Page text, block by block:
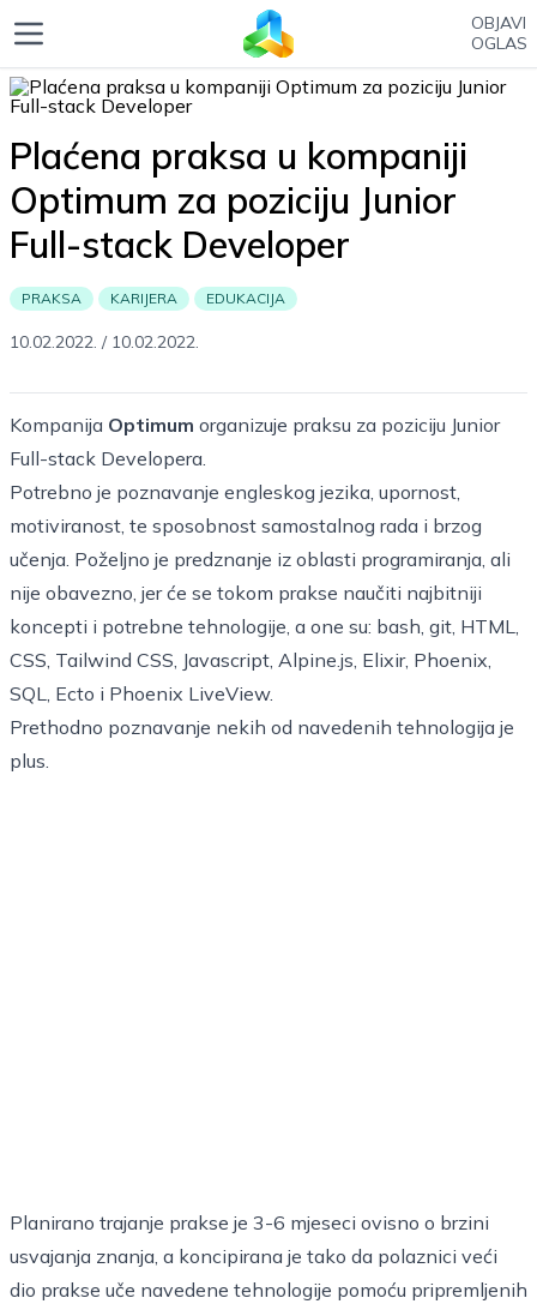
OBJAVI
OGLAS
Plaćena praksa u kompaniji
Optimum za poziciju Junior
Full-stack Developer
PRAKSA KARIJERA EDUKACIJA
10.02.2022. / 10.02.2022.
Kompanija Optimum organizuje praksu za poziciju Junior
Full-stack Developera.
Potrebno je poznavanje engleskog jezika, upornost,
motiviranost, te sposobnost samostalnog rada i brzog
učenja. Poželjno je predznanje iz oblasti programiranja, ali
nije obavezno, jer će se tokom prakse naučiti najbitniji
koncepti i potrebne tehnologije, a one su: bash, git, HTML,
CSS, Tailwind CSS, Javascript, Alpine.js, Elixir, Phoenix,
SQL, Ecto i Phoenix LiveView.
Prethodno poznavanje nekih od navedenih tehnologija je
plus.
Planirano trajanje prakse je 3-6 mjeseci ovisno o brzini
usvajanja znanja, a koncipirana je tako da polaznici veći
dio prakse uče navedene tehnologije pomoću pripremljenih